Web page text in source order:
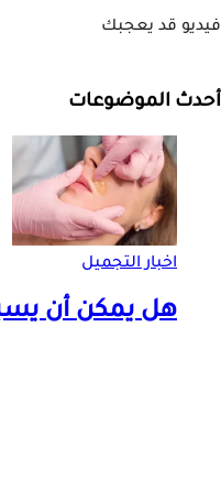
فيديو قد يعجبك
أحدث الموضوعات
اخبار التجميل
هل يمكن أن